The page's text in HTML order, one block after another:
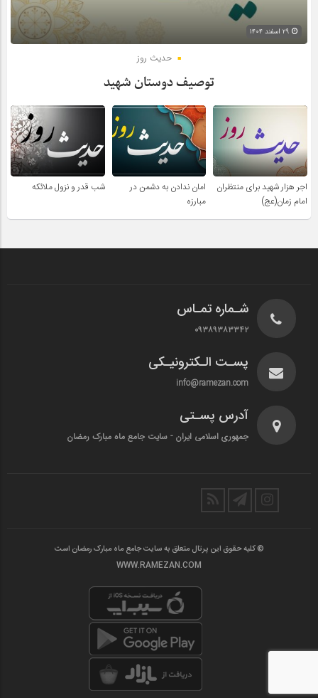
حدیث روز
توصیف دوستان شهید
اجر هزار شهید برای منتظران
امام زمان(عج)
امان ندادن به دشمن در
مبارزه
شب قدر و نزول ملائکه
شـماره تمـاس
۰۹۳۸۹۳۸۳۳۴۲
پسـت الـکترونیـکی
info@ramezan.com
آدرس پسـتی
جمهوری اسلامی ایران - سایت جامع ماه مبارک رمضان
© کلیه حقوق این پرتال متعلق به سایت جامع ماه مبارک رمضان است
WWW.RAMEZAN.COM